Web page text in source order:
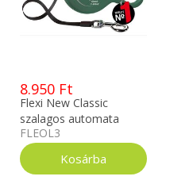
8.950 Ft
Flexi New Classic
szalagos automata
kutyapóráz L 5m olíva
zöld 50 kg-ig
FLEOL3